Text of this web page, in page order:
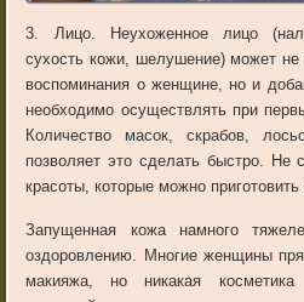
3. Лицо. Неухоженное лицо
сухость кожи, шелушение) может не
воспоминания о женщине, но и
необходимо осуществлять при
Количество масок, скрабов,
позволяет это сделать быстро. Не
красоты, которые можно
Запущенная кожа намного
оздоровлению. Многие женщины
макияжа, но никакая